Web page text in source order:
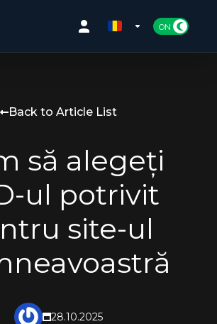
Back to Article List
să alegeți
ul potrivit
site-ul
28.10.2025